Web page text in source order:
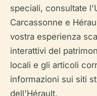
speciali, consultate
Carcassonne e
vostra esperienza
interattivi del
locali e gli articoli
informazioni sui siti
dell'Hérault.